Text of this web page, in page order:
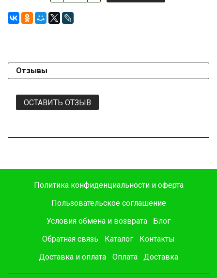
Отзывы
ОСТАВИТЬ ОТЗЫВ
Политика конфиденциальности и оферта
Пользовательское соглашение
Условия обмена и возврата
Блог
Обратная связь
Каталог
Контакты
Доставка и оплата
Оплата Доставка